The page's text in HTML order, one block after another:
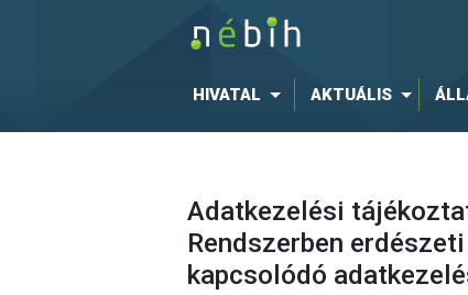
HIVATAL AKTUÁLIS
Adatkezelési
Rendszerben
kapcsolódó